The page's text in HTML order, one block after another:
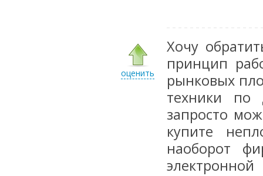
оценить
Хочу
принцип
рынковых
техники по
запросто
купите
наоборот